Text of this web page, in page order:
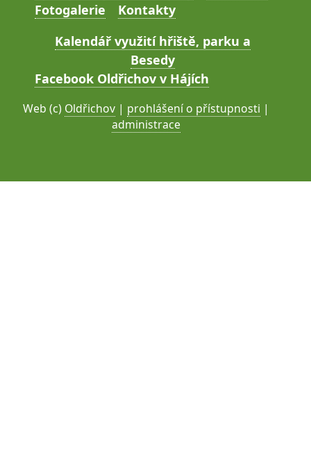
Fotogalerie
Kontakty
Kalendář využití hřiště, parku a
Besedy
Facebook Oldřichov v Hájích
Web (c) Oldřichov | prohlášení o přístupnosti |
administrace